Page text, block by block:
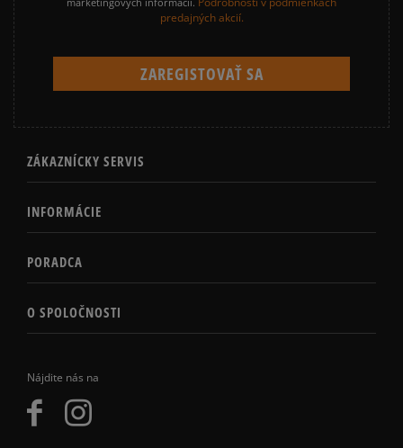
Nájdite nás na
predajných akcií.
ZÁKAZNÍCKY SERVIS
INFORMÁCIE
PORADCA
O SPOLOČNOSTI